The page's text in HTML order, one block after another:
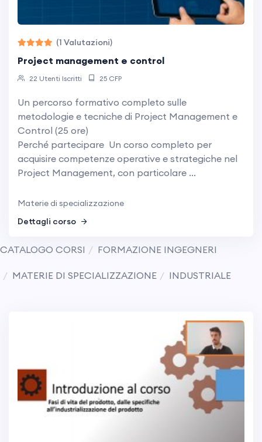
(1 Valutazioni)
project management e control
22 Utenti Iscritti 25 CFP
Un percorso formativo completo sulle
metodologie e tecniche di Project Management e
Control (25 ore)
Perché partecipare Un corso completo per
acquisire competenze operative e strategiche nel
Project Management, con particolare ...
Materie di specializzazione
Dettagli corso
CATALOGO CORSI FORMAZIONE INGEGNERI
MATERIE DI SPECIALIZZAZIONE INDUSTRIALE